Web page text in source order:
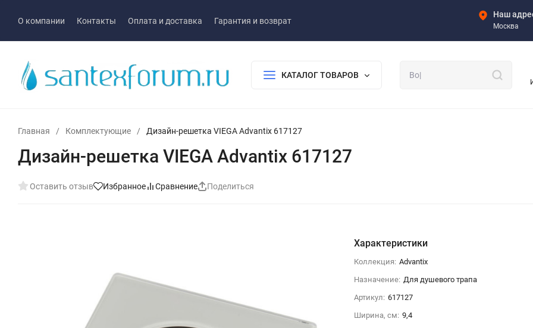
О компании Контакты Оплата и доставка Гарантия и возврат
Наш
Москва
КАТАЛОГ ТОВАРОВ
Главная / Комплектующие / Дизайн-решетка VIEGA Advantix 617127
Дизайн-решетка VIEGA Advantix 617127
Оставить отзыв Избранное Сравнение Поделиться
Характеристики
Коллекция: Advantix
Назначение: Для душевого трапа
Артикул: 617127
Ширина, см: 9,4